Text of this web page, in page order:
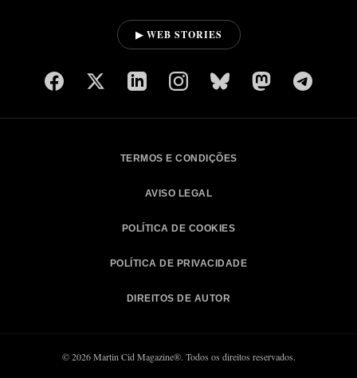
▶ WEB STORIES
TERMOS E CONDIÇÕES
AVISO LEGAL
POLÍTICA DE COOKIES
POLÍTICA DE PRIVACIDADE
DIREITOS DE AUTOR
© 2026 Martin Cid Magazine®. Todos os direitos reservados.